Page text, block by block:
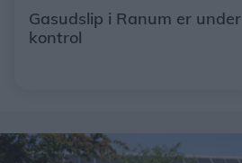
Gasudslip i Ranum er under
kontrol